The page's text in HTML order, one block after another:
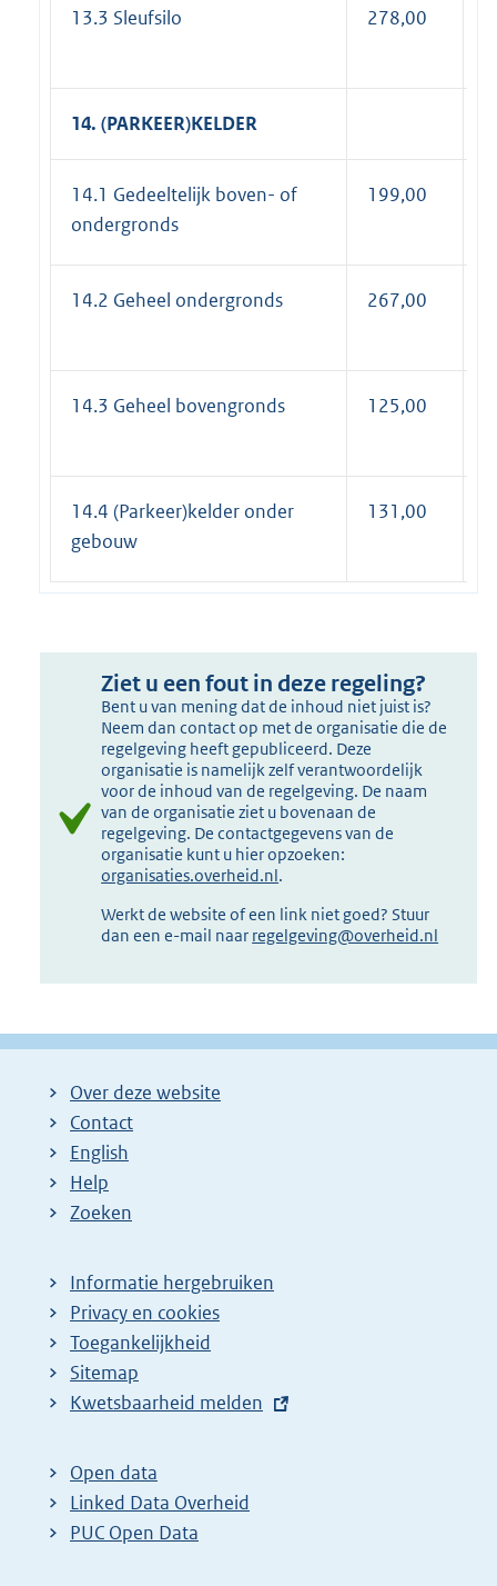
13.3 Sleufsilo 278,00
14. (PARKEER)KELDER
14.1 Gedeeltelijk boven- of
ondergronds
199,00
14.2 Geheel ondergronds 267,00
14.3 Geheel bovengronds 125,00
14.4 (Parkeer)kelder onder
gebouw
131,00
Ziet u een fout in deze regeling?
Bent u van mening dat de inhoud niet juist is?
Neem dan contact op met de organisatie die de
regelgeving heeft gepubliceerd. Deze
organisatie is namelijk zelf verantwoordelijk
voor de inhoud van de regelgeving. De naam
van de organisatie ziet u bovenaan de
regelgeving. De contactgegevens van de
organisatie kunt u hier opzoeken:
organisaties.overheid.nl.
Werkt de website of een link niet goed? Stuur
dan een e-mail naar regelgeving@overheid.nl
Over deze website
Contact
English
Help
Zoeken
Informatie hergebruiken
Privacy en cookies
Toegankelijkheid
Sitemap
E
t
e
r
Kwetsbaarheid melden
Open data
Linked Data Overheid
PUC Open Data